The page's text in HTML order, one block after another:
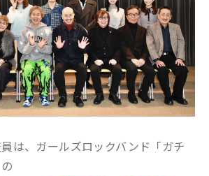
は、ガールズロックバンド「ガチ